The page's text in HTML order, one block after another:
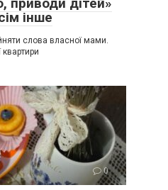
інше
слова власної мами.
квартири
0